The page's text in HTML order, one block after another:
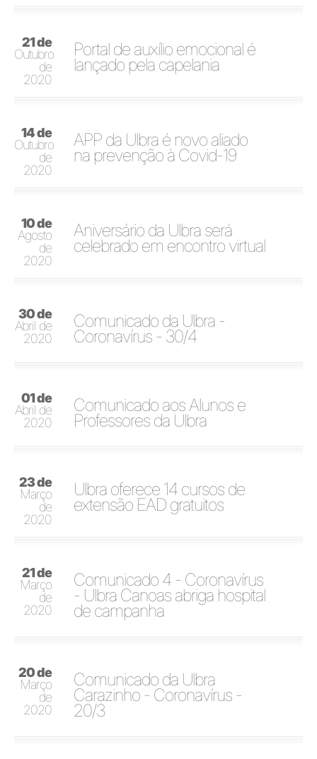
21 de
Outubro
de
2020
Portal de auxílio emocional é
lançado pela capelania
14 de
Outubro
de
2020
APP da Ulbra é novo aliado
na prevenção à Covid-19
10 de
Agosto
de
2020
Aniversário da Ulbra será
celebrado em encontro virtual
30 de
Abril de
2020
Comunicado da Ulbra -
Coronavírus - 30/4
01 de
Abril de
2020
Comunicado aos Alunos e
Professores da Ulbra
23 de
Março
de
2020
Ulbra oferece 14 cursos de
extensão EAD gratuitos
21 de
Março
de
2020
Comunicado 4 - Coronavírus
- Ulbra Canoas abriga hospital
de campanha
20 de
Março
de
2020
Comunicado da Ulbra
Carazinho - Coronavírus -
20/3